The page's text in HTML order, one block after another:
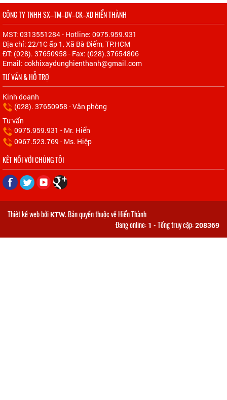
CÔNG TY TNHH SX–TM–DV–CK–XD HIỂN THÀNH
MST: 0313551284 - Hotline: 0975.959.931
Địa chỉ: 22/1C ấp 1, Xã Bà Điểm, TP.HCM
ĐT: (028). 37650958 - Fax: (028).37654806
Email: cokhixaydunghienthanh@gmail.com
TƯ VẤN & HỖ TRỢ
Kinh doanh
(028). 37650958 - Văn phòng
Tư vấn
0975.959.931 - Mr. Hiển
0967.523.769 - Ms. Hiệp
KẾT NỐI VỚI CHÚNG TÔI
Thiết kế web bởi KTW. Bản quyền thuộc về Hiển Thành
Đang online: 1 -Tổng truy cập:208369